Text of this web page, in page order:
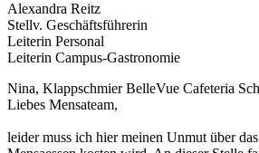
Alexandra Reitz
Stellv. Geschäftsführerin
Leiterin Personal
Leiterin Campus-Gastronomie
Nina, Klappschmier BelleVue Cafeteria
Liebes Mensateam,
leider muss ich hier meinen Unmut über